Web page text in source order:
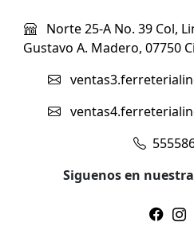
Norte 25-A No. 39 Col,
Gustavo A. Madero, 07750
Siguenos en